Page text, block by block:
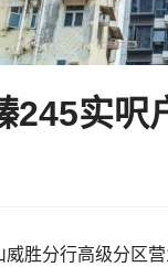
245实呎
威胜分行高级分区